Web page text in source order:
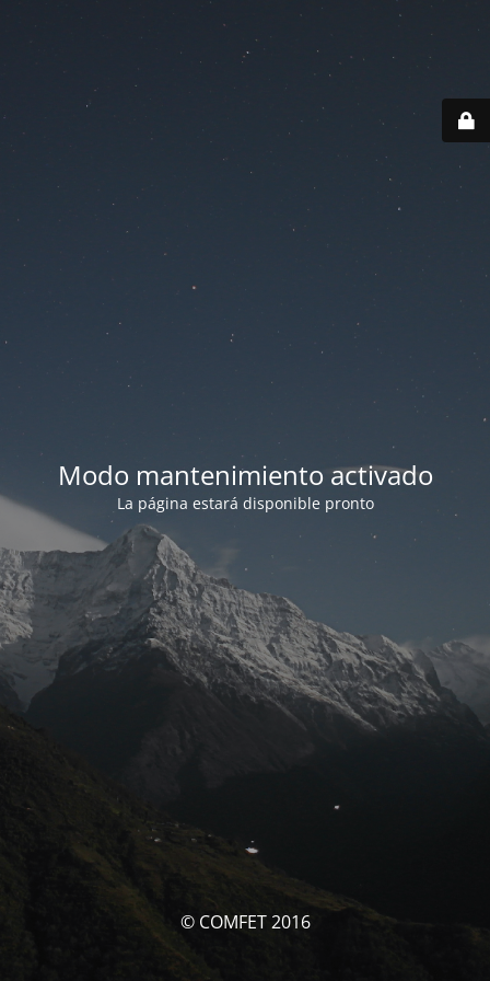
Modo mantenimiento activado
La página estará disponible pronto
© COMFET 2016